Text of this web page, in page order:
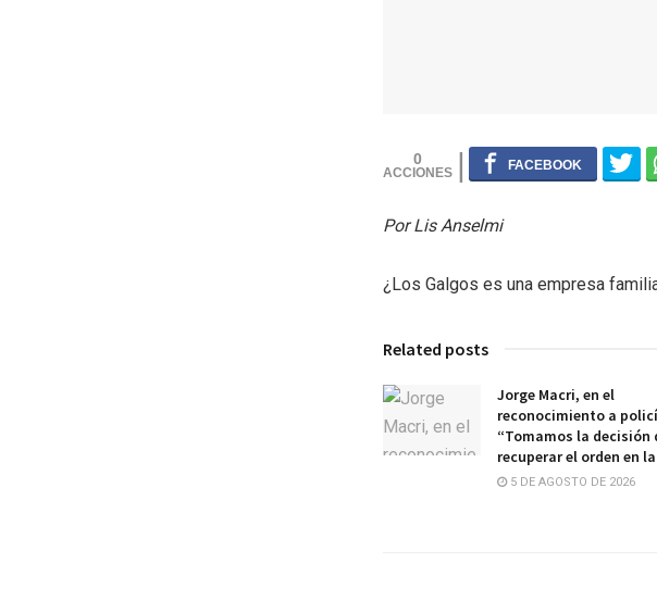
0
Por Lis Anselmi
¿Los Galgos es una empresa
Related posts
Jorge Macri, en el
reconocimiento a
“Tomamos la decisión
recuperar el orden en
5 DE AGOSTO DE 2026